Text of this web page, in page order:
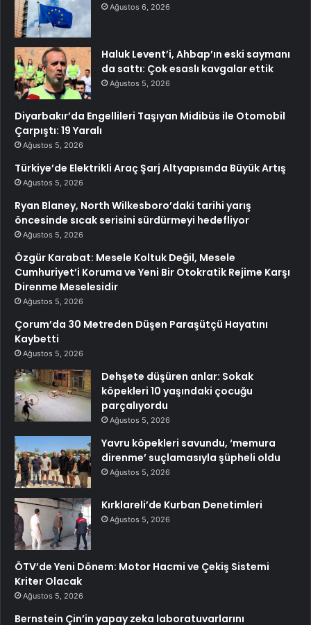
Ağustos 6, 2026
Haluk Levent’i, Ahbap’ın eski saymanı
da sattı: Çok esaslı kavgalar ettik
Ağustos 5, 2026
Diyarbakır’da Engellileri Taşıyan Midibüs ile Otomobil
Çarpıştı: 19 Yaralı
Ağustos 5, 2026
Türkiye’de Elektrikli Araç Şarj Altyapısında Büyük Artış
Ağustos 5, 2026
Ryan Blaney, North Wilkesboro’daki tarihi yarış
öncesinde sıcak serisini sürdürmeyi hedefliyor
Ağustos 5, 2026
Özgür Karabat: Mesele Koltuk Değil, Mesele
Cumhuriyet’i Koruma ve Yeni Bir Otokratik Rejime Karşı
Direnme Meselesidir
Ağustos 5, 2026
Çorum’da 30 Metreden Düşen Paraşütçü Hayatını
Kaybetti
Ağustos 5, 2026
Dehşete düşüren anlar: Sokak
köpekleri 10 yaşındaki çocuğu
parçalıyordu
Ağustos 5, 2026
Yavru köpekleri savundu, ‘memura
direnme’ suçlamasıyla şüpheli oldu
Ağustos 5, 2026
Kırklareli’de Kurban Denetimleri
Ağustos 5, 2026
ÖTV’de Yeni Dönem: Motor Hacmi ve Çekiş Sistemi
Kriter Olacak
Ağustos 5, 2026
Bernstein Çin’in yapay zeka laboratuvarlarını